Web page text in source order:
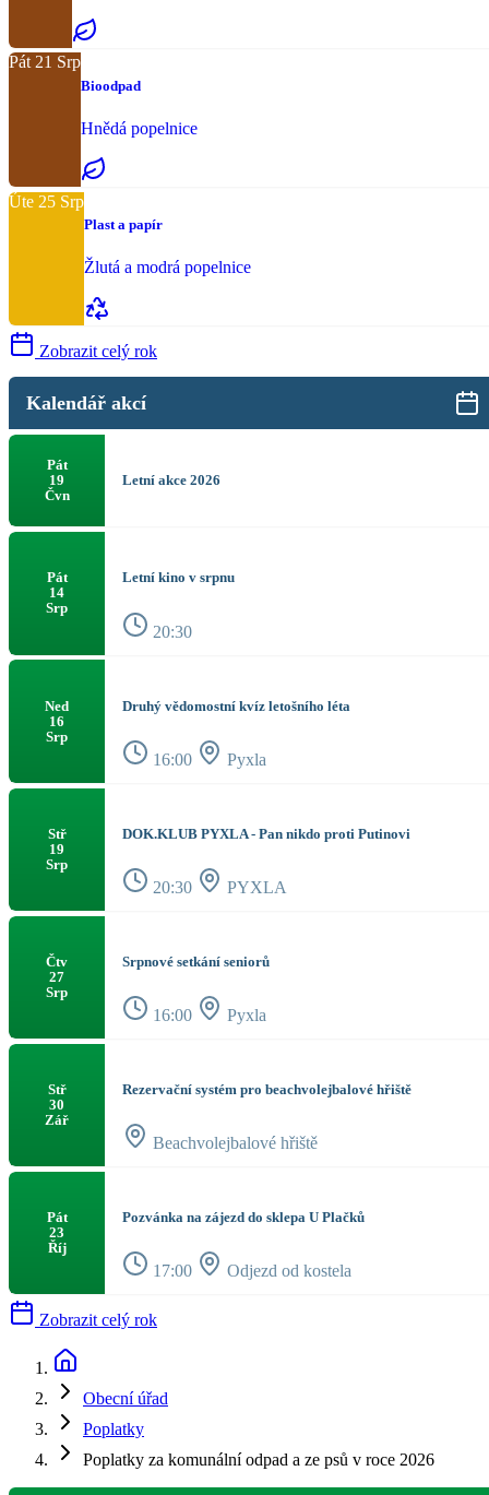
Pát 21 Srp
Bioodpad
Hnědá popelnice
Úte 25 Srp
Plast a papír
Žlutá a modrá popelnice
Zobrazit celý rok
Kalendář akcí
Pát
19
Čvn
Letní akce 2026
Pát
14
Srp
Letní kino v srpnu
20:30
Ned
16
Srp
Druhý vědomostní kvíz letošního léta
16:00 Pyxla
Stř
19
Srp
DOK.KLUB PYXLA - Pan nikdo proti Putinovi
20:30 PYXLA
Čtv
27
Srp
Srpnové setkání seniorů
16:00 Pyxla
Stř
30
Zář
Rezervační systém pro beachvolejbalové hřiště
Beachvolejbalové hřiště
Pát
23
Říj
Pozvánka na zájezd do sklepa U Plačků
17:00 Odjezd od kostela
Zobrazit celý rok
Obecní úřad
Poplatky
Poplatky za komunální odpad a ze psů v roce 2026